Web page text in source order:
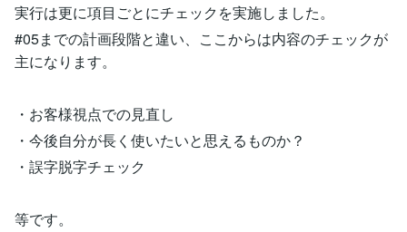
実行は更に項目ごとにチェックを実施しました。
#05までの計画段階と違い、ここからは内容のチェックが
主になります。
・お客様視点での見直し
・今後自分が長く使いたいと思えるものか？
・誤字脱字チェック
等です。